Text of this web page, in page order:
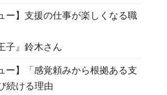
ー】支援の仕事が楽しくなる職
子』鈴木さん
ー】「感覚頼みから根拠ある支
続ける理由